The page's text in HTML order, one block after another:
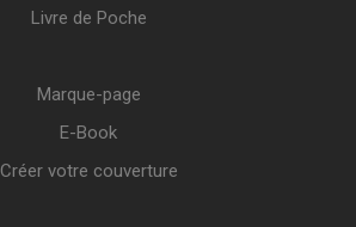
Livre de Poche
Marque-page
E-Book
Créer votre couverture